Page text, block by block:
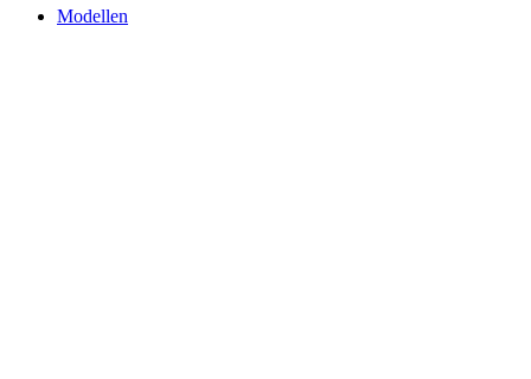
Modellen